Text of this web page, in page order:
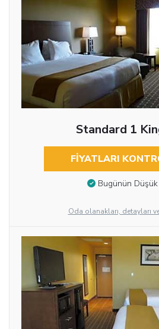
Standard 1
FIYATLARI
Bugünün Düşük
Oda olanakları, detayları